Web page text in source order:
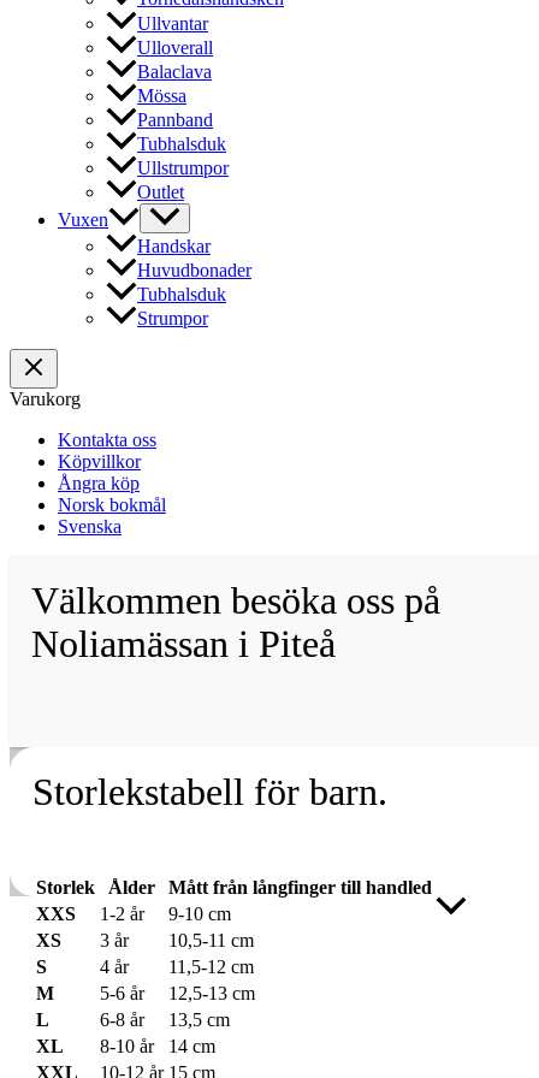
Ullvantar
Ulloverall
Balaclava
Mössa
Pannband
Tubhalsduk
Ullstrumpor
Outlet
Vuxen
Handskar
Huvudbonader
Tubhalsduk
Strumpor
Varukorg
Kontakta oss
Köpvillkor
Ångra köp
Norsk bokmål
Svenska
Välkommen besöka oss på
Noliamässan i Piteå
Storlekstabell för barn.
Storlek Ålder
Mått från långfinger till handled
XXS
1-2 år
9-10 cm
XS
3 år
10,5-11 cm
S
4 år
11,5-12 cm
M
5-6 år
12,5-13 cm
L
6-8 år
13,5 cm
XL
8-10 år
14 cm
XXL
10-12 år 15 cm